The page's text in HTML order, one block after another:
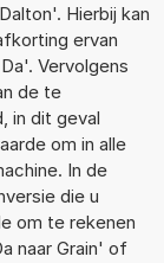
Hierbij kan
ervan
Vervolgens
de te
in dit geval
om in alle
In de
die u
om te rekenen
naar Grain' of